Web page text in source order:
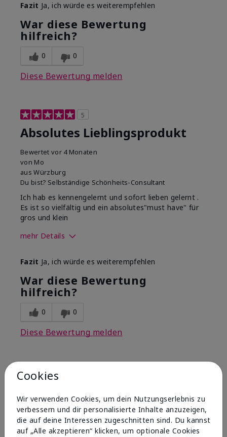
Anwendungserfahrung
mit dem Produkt
insgesamt?
Lässt sich gleichmäßig
Fazit Ja, ich würde es weiterempfehlen
War diese Bewertung
hilfreich?
0 0
Diese Bewertung melden
5
Absolutes Lieblingsprodukt
Bewertet vor 4 Monaten
von Mo
aus Würzburg
Du bist? Selbständige Schönheits-Consultant
Ich hab es kennengelernt und sofort lieben gelernt .
Es ist so vielfältig und ein absolutes"must have" für
gros und klein
mehr Details
Anwendungserfahrung mit
Hautgefühl
Fazit Ja, ich würde es weiterempfehlen
War diese Bewertung
hilfreich?
0 0
Diese Bewertung melden
& rissige Haut.
Bewertetvor 7 Monaten
vonDenise Mechelke
Cookies
Wir verwenden Cookies, um dein Nutzungserlebnis zu
verbessern und dir personalisierte Inhalte anzuzeigen,
die auf deine Interessen zugeschnitten sind. Du kannst
auf „Alle akzeptieren“ klicken, um optionale Cookies